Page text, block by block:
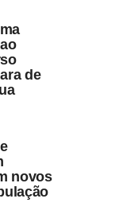
de
novos